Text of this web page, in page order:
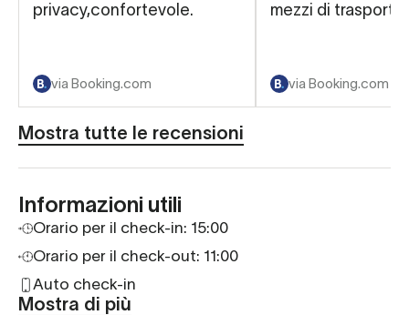
privacy,confortevole.
via Booking.com
mezzi di trasporto
via Booking.com
Mostra tutte le recensioni
Informazioni utili
Orario per il check-in: 15:00
Orario per il check-out: 11:00
Auto check-in
Mostra di più